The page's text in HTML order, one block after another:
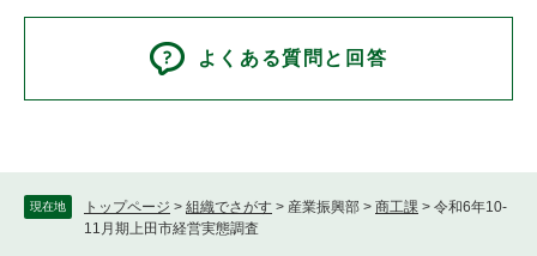
現在地 トップページ > 組織でさがす > 産業振興部 > 商工課 > 令和6年10-
11月期上田市経営実態調査
よくある質問と回答